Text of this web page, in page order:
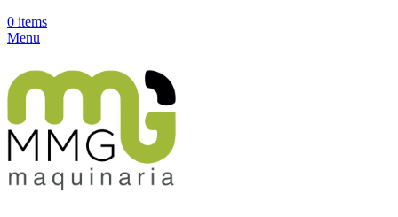
0 items
Menu